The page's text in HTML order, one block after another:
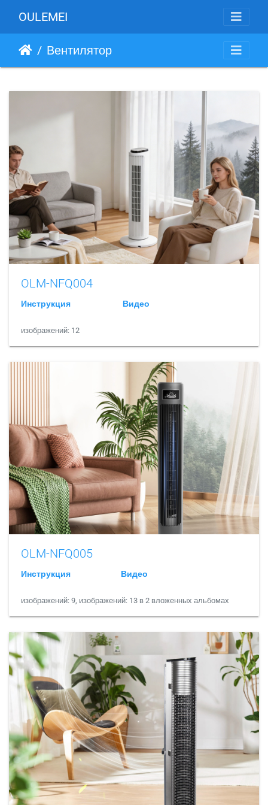
OULEMEI
Вентилятор
OLM-NFQ004
Инструкция Видео
изображений: 12
OLM-NFQ005
Инструкция Видео
изображений: 9, изображений: 13 в 2 вложенных альбомах